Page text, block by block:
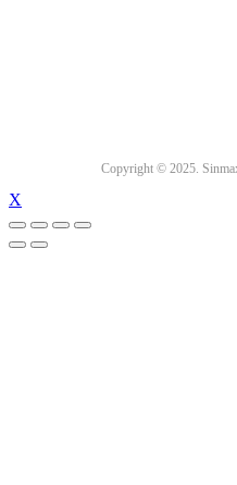
Copyright © 2025.
X